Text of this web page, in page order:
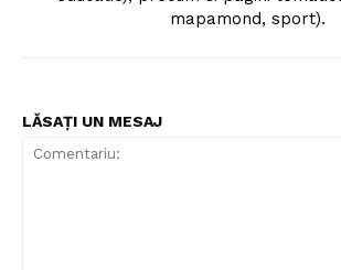
mapamond, sport).
LĂSAȚI UN MESAJ